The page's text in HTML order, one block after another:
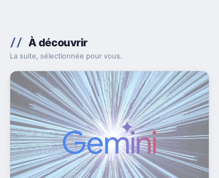
À découvrir
La suite, sélectionnée pour vous.